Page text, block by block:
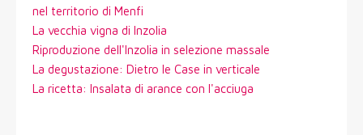
nel territorio di Menfi
La vecchia vigna di Inzolia
Riproduzione dell'Inzolia in selezione massale
La degustazione: Dietro le Case in verticale
La ricetta: Insalata di arance con l'acciuga